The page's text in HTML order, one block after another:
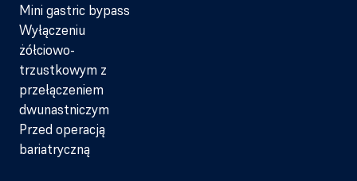
Mini gastric bypass
Wyłączeniu
żółciowo-
trzustkowym z
przełączeniem
dwunastniczym
Przed operacją
bariatryczną